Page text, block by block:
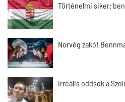
Történelmi siker:
Norvég zakó!
Irreális oddsok a